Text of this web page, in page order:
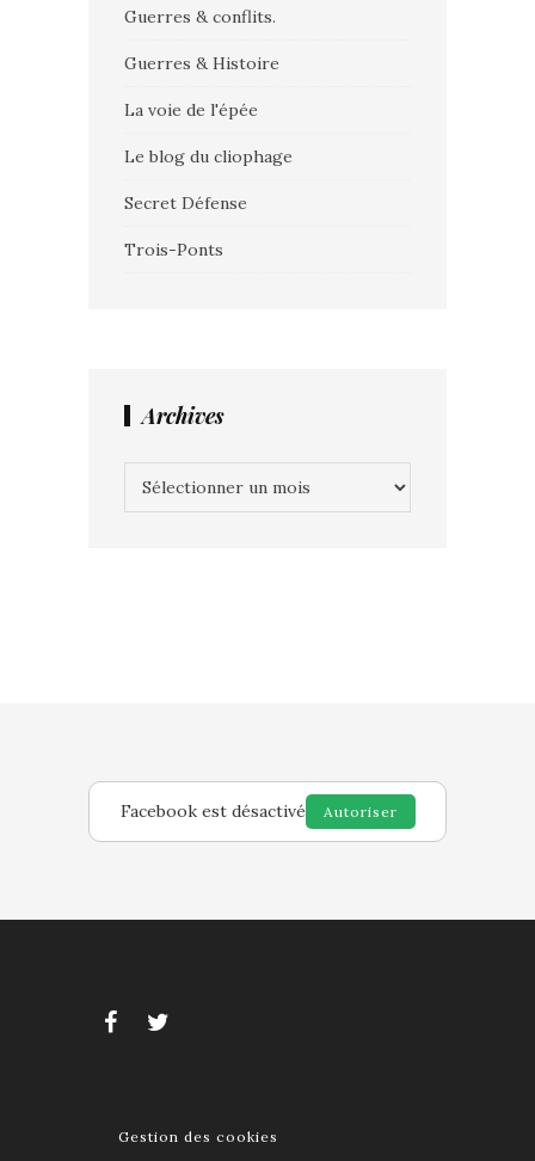
Guerres & conflits.
Guerres & Histoire
La voie de l'épée
Le blog du cliophage
Secret Défense
Trois-Ponts
Archives
Facebook est désactivé Autoriser
Gestion des cookies